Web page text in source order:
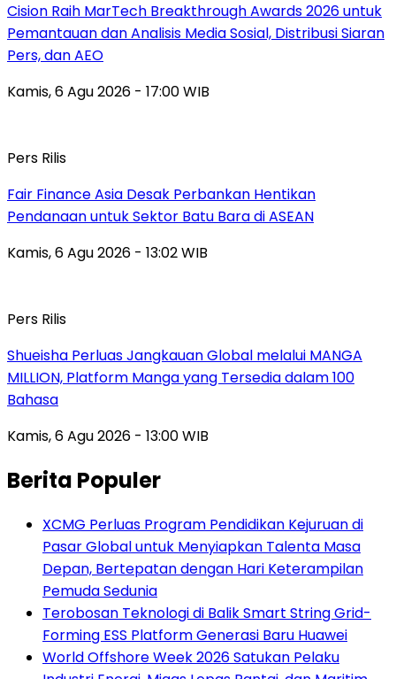
Cision Raih MarTech Breakthrough Awards 2026 untuk
Pemantauan dan Analisis Media Sosial, Distribusi Siaran
Pers, dan AEO
Kamis, 6 Agu 2026 - 17:00 WIB
Pers Rilis
Fair Finance Asia Desak Perbankan Hentikan
Pendanaan untuk Sektor Batu Bara di ASEAN
Kamis, 6 Agu 2026 - 13:02 WIB
Pers Rilis
Shueisha Perluas Jangkauan Global melalui MANGA
MILLION, Platform Manga yang Tersedia dalam 100
Bahasa
Kamis, 6 Agu 2026 - 13:00 WIB
Berita Populer
XCMG Perluas Program Pendidikan Kejuruan di
Pasar Global untuk Menyiapkan Talenta Masa
Depan, Bertepatan dengan Hari Keterampilan
Pemuda Sedunia
Terobosan Teknologi di Balik Smart String Grid-
Forming ESS Platform Generasi Baru Huawei
World Offshore Week 2026 Satukan Pelaku